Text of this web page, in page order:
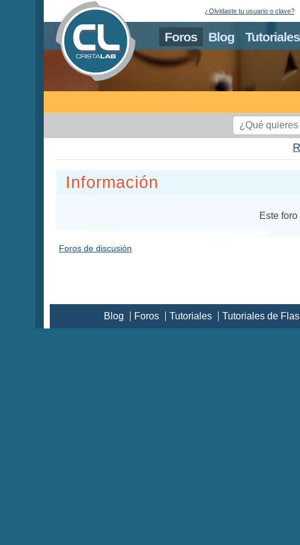
Foros Blog Tutoriales
¿Olvidaste tu usuario o clave?
Información
Este
Foros de discusión
Blog Foros Tutoriales Tutoriales de